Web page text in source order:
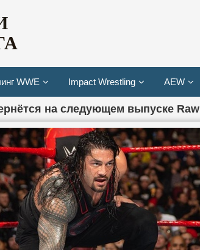
WWE Impact Wrestling AEW
на следующем выпуске Raw